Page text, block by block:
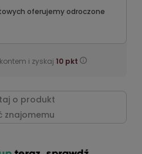
oferujemy odroczone
i zyskaj 10pkt
o produkt
znajomemu